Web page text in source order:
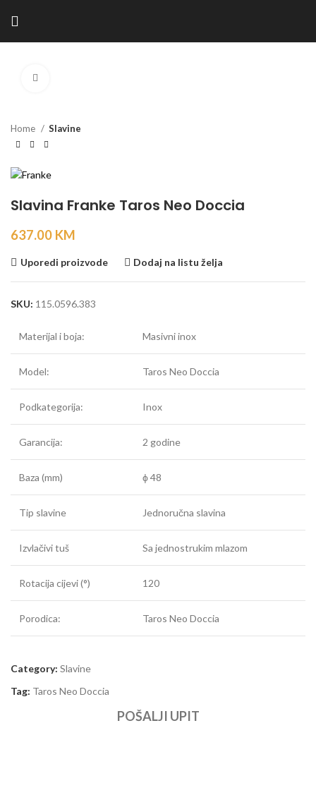
Home Slavine
Slavina Franke Taros Neo Doccia
637.00 KM
Uporedi proizvode Dodaj na listu želja
SKU: 115.0596.383
Materijal i boja: Masivni inox
Model: Taros Neo Doccia
Podkategorija: Inox
Garancija: 2 godine
Baza (mm) ϕ 48
Tip slavine Jednoručna slavina
Izvlačivi tuš Sa jednostrukim mlazom
Rotacija cijevi (°) 120
Porodica: Taros Neo Doccia
Category: Slavine
Tag: Taros Neo Doccia
POŠALJI UPIT